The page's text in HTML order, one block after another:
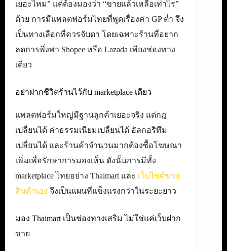
เยอะไหม” แต่ต้องมองว่า “ขายแล้วเหลือเท่าไร”
ด้วย การมีแพลตฟอร์มไทยที่พูดเรื่องค่า GP ต่ำ จึง
เป็นทางเลือกที่ควรจับตา โดยเฉพาะร้านที่อยาก
ลดการพึ่งพา Shopee หรือ Lazada เพียงช่องทาง
เดียว
อย่าฝากชีวิตร้านไว้กับ marketplace เดียว
แพลตฟอร์มใหญ่มีฐานลูกค้าเยอะจริง แต่กฎ
เปลี่ยนได้ ค่าธรรมเนียมเปลี่ยนได้ อัลกอริทึม
เปลี่ยนได้ และร้านค้าจำนวนมากต้องซื้อโฆษณา
เพิ่มเพื่อรักษาการมองเห็น ดังนั้นการมีทั้ง
marketplace ไทยอย่าง Thaimart และ เว็บไซต์ขาย
สินค้าเอง จึงเป็นแผนที่แข็งแรงกว่าในระยะยาว
มอง Thaimart เป็นช่องทางเสริม ไม่ใช่แค่เว็บฝาก
ขาย